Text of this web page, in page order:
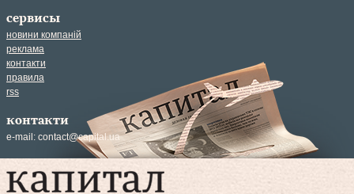
сервисы
новини компаній
реклама
контакти
правила
rss
контакти
e-mail: contact@capital.ua